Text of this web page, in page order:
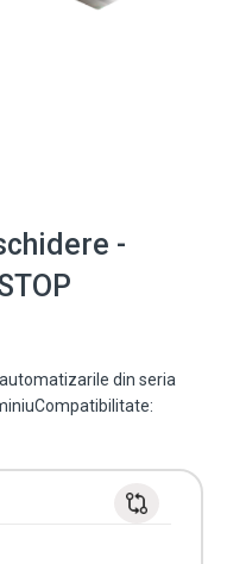
-
din seria